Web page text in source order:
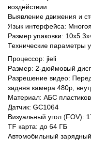
воздействии
Выявление движения и
Язык интерфейса:
Размер упаковки:
Технические параметры
Процессор: jieli
Размер: 2-дюймовый
Разрешение видео:
задняя камера 480p,
Материал: АБС
Датчик: GC1064
Визуальный угол (FOV):
TF карта: до 64 ГБ
Автомобильный